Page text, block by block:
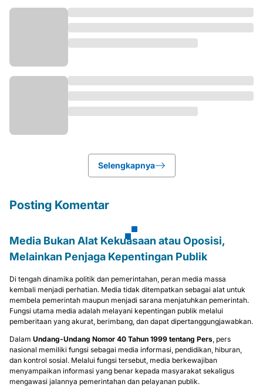
Selengkapnya
Posting Komentar
Media Bukan Alat Kekuasaan atau Oposisi,
Melainkan Penjaga Kepentingan Publik
Di tengah dinamika politik dan pemerintahan, peran media massa
kembali menjadi perhatian. Media tidak ditempatkan sebagai alat untuk
membela pemerintah maupun menjadi sarana menjatuhkan pemerintah.
Fungsi utama media adalah melayani kepentingan publik melalui
pemberitaan yang akurat, berimbang, dan dapat dipertanggungjawabkan.
Dalam Undang-Undang Nomor 40 Tahun 1999 tentang Pers, pers
nasional memiliki fungsi sebagai media informasi, pendidikan, hiburan,
dan kontrol sosial. Melalui fungsi tersebut, media berkewajiban
menyampaikan informasi yang benar kepada masyarakat sekaligus
mengawasi jalannya pemerintahan dan pelayanan publik.